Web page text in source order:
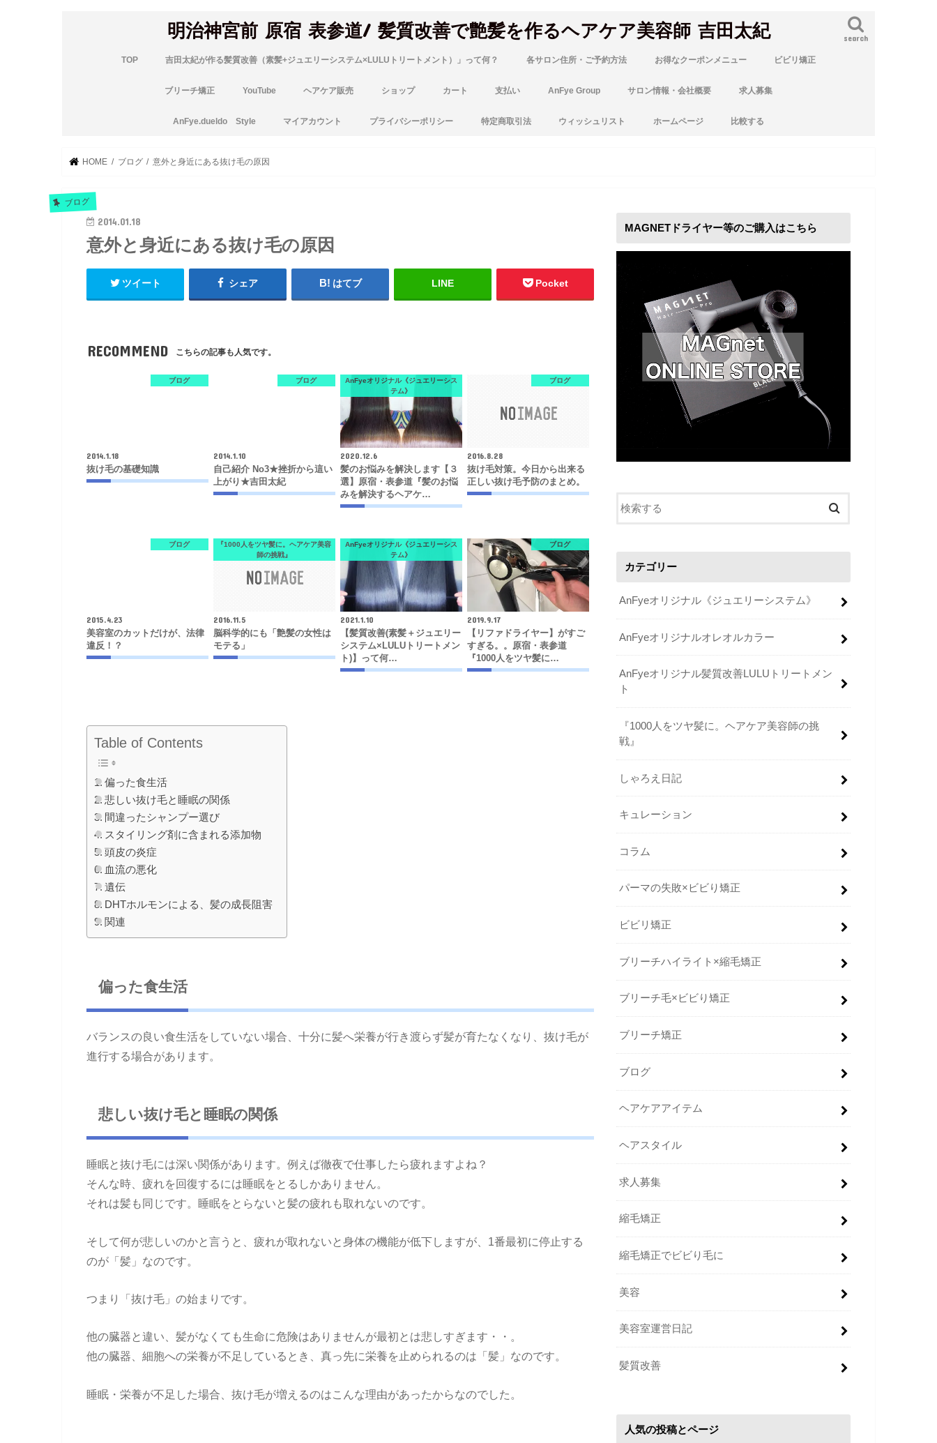
明治神宮前 原宿 表参道/ 髪質改善で艶髪を作るヘアケア美容師 吉田太紀 search
TOP 吉田太紀が作る髪質改善（素髪+ジュエリーシステム×LULUトリートメント）」って何？ 各サロン住所・ご予約方法 お得なクーポンメニュー ビビリ矯正
ブリーチ矯正 YouTube ヘアケア販売 ショップ カート 支払い AnFye Group サロン情報・会社概要 求人募集
AnFye.dueldo Style マイアカウント プライバシーポリシー 特定商取引法 ウィッシュリスト ホームページ 比較する
HOME ブログ 意外と身近にある抜け毛の原因
ブログ
2014.01.18
意外と身近にある抜け毛の原因
ツイート シェア はてブ LINE Pocket
RECOMMEND こちらの記事も人気です。
ブログ
2014.1.18
抜け毛の基礎知識
ブログ
2014.1.10
自己紹介 No3★挫折から這い
上がり★吉田太紀
AnFyeオリジナル《ジュエリーシス
テム》
2020.12.6
髪のお悩みを解決します【３
選】原宿・表参道『髪のお悩
みを解決するヘアケ…
ブログ
2016.8.28
抜け毛対策。今日から出来る
正しい抜け毛予防のまとめ。
ブログ
2015.4.23
美容室のカットだけが、法律
違反！？
『1000人をツヤ髪に。ヘアケア美容
師の挑戦』
2016.11.5
脳科学的にも「艶髪の女性は
モテる」
AnFyeオリジナル《ジュエリーシス
テム》
2021.1.10
【髪質改善(素髪＋ジュエリー
システム×LULUトリートメン
ト)】って何…
ブログ
2019.9.17
【リファドライヤー】がすご
すぎる。。原宿・表参道
『1000人をツヤ髪に…
Table of Contents
偏った食生活
悲しい抜け毛と睡眠の関係
間違ったシャンプー選び
スタイリング剤に含まれる添加物
頭皮の炎症
血流の悪化
遺伝
DHTホルモンによる、髪の成長阻害
関連
偏った食生活
バランスの良い食生活をしていない場合、十分に髪へ栄養が行き渡らず髪が育たなくなり、抜け毛が
進行する場合があります。
悲しい抜け毛と睡眠の関係
睡眠と抜け毛には深い関係があります。例えば徹夜で仕事したら疲れますよね？
そんな時、疲れを回復するには睡眠をとるしかありません。
それは髪も同じです。睡眠をとらないと髪の疲れも取れないのです。
そして何が悲しいのかと言うと、疲れが取れないと身体の機能が低下しますが、1番最初に停止する
のが「髪」なのです。
つまり「抜け毛」の始まりです。
他の臓器と違い、髪がなくても生命に危険はありませんが最初とは悲しすぎます・・。
他の臓器、細胞への栄養が不足しているとき、真っ先に栄養を止められるのは「髪」なのです。
睡眠・栄養が不足した場合、抜け毛が増えるのはこんな理由があったからなのでした。
MAGNETドライヤー等のご購入はこちら
カテゴリー
AnFyeオリジナル《ジュエリーシステム》
AnFyeオリジナルオレオルカラー
AnFyeオリジナル髪質改善LULUトリートメン
ト
『1000人をツヤ髪に。ヘアケア美容師の挑
戦』
しゃろえ日記
キュレーション
コラム
パーマの失敗×ビビり矯正
ビビリ矯正
ブリーチハイライト×縮毛矯正
ブリーチ毛×ビビり矯正
ブリーチ矯正
ブログ
ヘアケアアイテム
ヘアスタイル
求人募集
縮毛矯正
縮毛矯正でビビり毛に
美容
美容室運営日記
髪質改善
人気の投稿とページ